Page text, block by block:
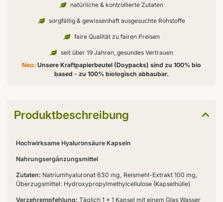
natürliche & kontrollierte Zutaten
sorgfältig & gewissenhaft ausgesuchte Rohstoffe
faire Qualität zu fairen Preisen
seit über 19 Jahren, gesundes Vertrauen
Neu: Unsere Kraftpapierbeutel (Doypacks) sind zu 100% bio
based - zu 100% biologisch abbaubar.
Produktbeschreibung
Hochwirksame Hyaluronsäure Kapseln
Nahrungsergänzungsmittel
Zutaten: Natriumhyaluronat 630 mg, Reismehl-Extrakt 100 mg,
Überzugsmittel: Hydroxypropylmethylcellulose (Kapselhülle)
Verzehrempfehlung: Täglich 1 x 1 Kapsel mit einem Glas Wasser